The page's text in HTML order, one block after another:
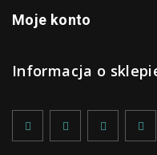
Moje konto
Informacja o